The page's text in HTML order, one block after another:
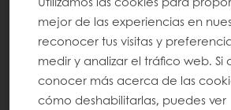
mejor de las experiencias en
reconocer tus visitas y
medir y analizar el tráfico web. Si
conocer más acerca de las
cómo deshabilitarlas, puedes ver